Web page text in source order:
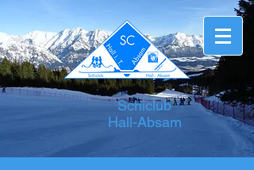
Schiclub
Hall-Absam